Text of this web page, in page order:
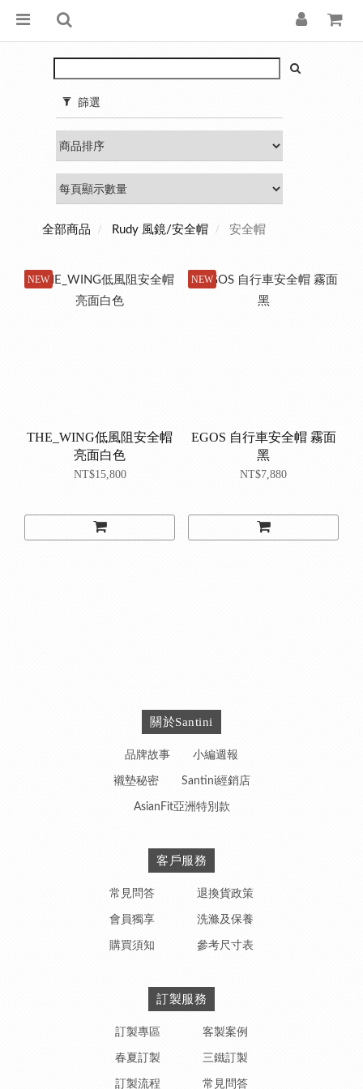
篩選
全部商品 Rudy 風鏡/安全帽 安全帽
NEW
THE_WING低風阻安全帽
亮面白色
NT$15,800
NEW
EGOS 自行車安全帽 霧面
黑
NT$7,880
關於Santini
品牌故事 小編週報
襯墊秘密 Santini經銷店
AsianFit亞洲特別款
客戶服務
常見問答 退換貨政策
會員獨享 洗滌及保養
購買須知 參考尺寸表
訂製服務
訂製專區 客製案例
春夏訂製 三鐵訂製
訂製流程 常見問答